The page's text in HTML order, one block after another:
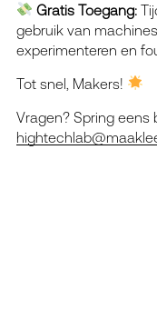
Gratis Toegang:
gebruik van
experimenteren en
Tot snel, Makers!
Vragen? Spring eens